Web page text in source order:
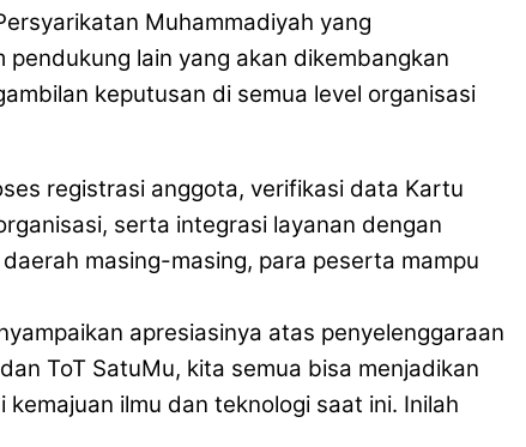
Muhammadiyah yang
lain yang akan dikembangkan
keputusan di semua level organisasi
registrasi anggota, verifikasi data Kartu
serta integrasi layanan dengan
masing-masing, para peserta mampu
apresiasinya atas penyelenggaraan
ToT SatuMu, kita semua bisa menjadikan
ilmu dan teknologi saat ini. Inilah